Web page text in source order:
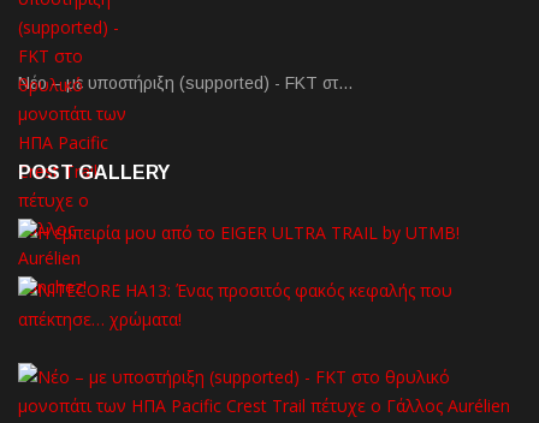
Νέο – με υποστήριξη (supported) - FKT στ…
POST GALLERY